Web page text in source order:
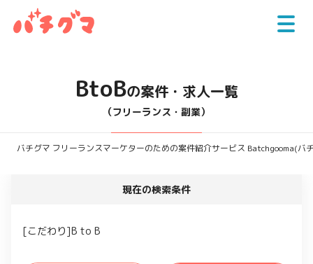
BtoBの案件・求人一覧
（フリーランス・副業）
バチグマ フリーランスマーケターのための案件紹介サービス Batchgooma(バ
現在の検索条件
[こだわり]B to B